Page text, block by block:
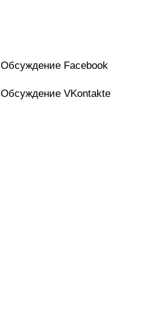
Обсуждение Facebook
Обсуждение VKontakte